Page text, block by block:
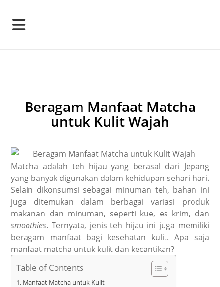
Beragam Manfaat Matcha
untuk Kulit Wajah
Matcha adalah teh hijau yang berasal dari Jepang
yang banyak digunakan dalam kehidupan sehari-hari.
Selain dikonsumsi sebagai minuman teh, bahan ini
juga ditemukan dalam berbagai variasi produk
makanan dan minuman, seperti kue, es krim, dan
smoothies. Ternyata, jenis teh hijau ini juga memiliki
beragam manfaat bagi kesehatan kulit. Apa saja
manfaat matcha untuk kulit dan kecantikan?
Table of Contents
Manfaat Matcha untuk Kulit